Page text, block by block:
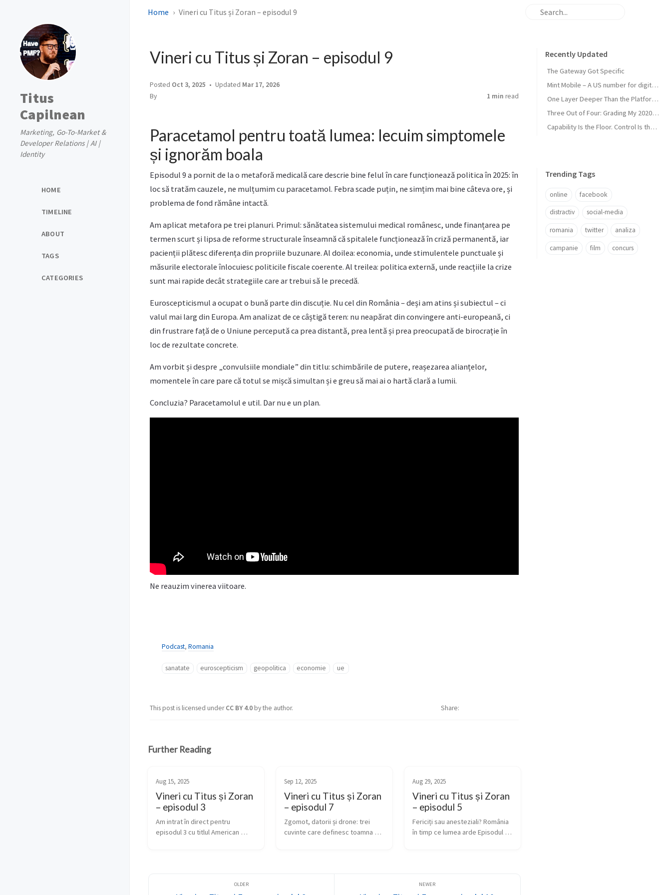
Titus
Capilnean
Marketing, Go-To-Market &
Developer Relations | AI |
Identity
HOME
TIMELINE
ABOUT
TAGS
CATEGORIES
Home Vineri cu Titus și Zoran – episodul 9
Vineri cu Titus și Zoran – episodul 9
Posted Oct 3, 2025 Updated Mar 17, 2026
By
1 min read
Paracetamol pentru toată lumea: lecuim simptomele
și ignorăm boala
Episodul 9 a pornit de la o metaforă medicală care descrie bine felul în care funcționează politica în 2025: în
loc să tratăm cauzele, ne mulțumim cu paracetamol. Febra scade puțin, ne simțim mai bine câteva ore, și
problema de fond rămâne intactă.
Am aplicat metafora pe trei planuri. Primul: sănătatea sistemului medical românesc, unde finanțarea pe
termen scurt și lipsa de reforme structurale înseamnă că spitalele funcționează în criză permanentă, iar
pacienții plătesc diferența din propriile buzunare. Al doilea: economia, unde stimulentele punctuale și
măsurile electorale înlocuiesc politicile fiscale coerente. Al treilea: politica externă, unde reacțiile la crize
sunt mai rapide decât strategiile care ar trebui să le precedă.
Euroscepticismul a ocupat o bună parte din discuție. Nu cel din România – deși am atins și subiectul – ci
valul mai larg din Europa. Am analizat de ce câștigă teren: nu neapărat din convingere anti-europeană, ci
din frustrare față de o Uniune percepută ca prea distantă, prea lentă și prea preocupată de birocrație în
loc de rezultate concrete.
Am vorbit și despre „convulsiile mondiale” din titlu: schimbările de putere, reașezarea alianțelor,
momentele în care pare că totul se mișcă simultan și e greu să mai ai o hartă clară a lumii.
Concluzia? Paracetamolul e util. Dar nu e un plan.
Ne reauzim vinerea viitoare.
Podcast, Romania
sanatate euroscepticism geopolitica economie ue
This post is licensed underCC BY 4.0by the author. Share
Recently Updated
The Gateway Got Specific
Mint Mobile – A US number for digital nomads
One Layer Deeper Than the Platform Can Swallow
Three Out of Four: Grading My 2020 Unicorn Calls
Capability Is the Floor. Control Is the Moat.
Trending Tags
online facebook
distractiv social-media
romania twitter analiza
campanie film concurs
Further Reading
Aug 15, 2025
Vineri cu Titus și Zoran
– episodul 3
Am intrat în direct pentru
episodul 3 cu titlul American
Sep 12, 2025
Vineri cu Titus și Zoran
– episodul 7
Zgomot, datorii și drone: trei
cuvinte care definesc toamna
Aug 29, 2025
Vineri cu Titus și Zoran
– episodul 5
Fericiți sau anesteziali? România
în timp ce lumea arde Episodul 5
lumea ...